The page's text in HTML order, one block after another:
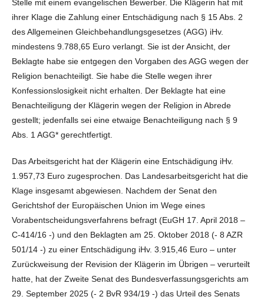
Stelle mit einem evangelischen Bewerber. Die Klägerin hat mit
ihrer Klage die Zahlung einer Entschädigung nach § 15 Abs. 2
des Allgemeinen Gleichbehandlungsgesetzes (AGG) iHv.
mindestens 9.788,65 Euro verlangt. Sie ist der Ansicht, der
Beklagte habe sie entgegen den Vorgaben des AGG wegen der
Religion benachteiligt. Sie habe die Stelle wegen ihrer
Konfessionslosigkeit nicht erhalten. Der Beklagte hat eine
Benachteiligung der Klägerin wegen der Religion in Abrede
gestellt; jedenfalls sei eine etwaige Benachteiligung nach § 9
Abs. 1 AGG* gerechtfertigt.
Das Arbeitsgericht hat der Klägerin eine Entschädigung iHv.
1.957,73 Euro zugesprochen. Das Landesarbeitsgericht hat die
Klage insgesamt abgewiesen. Nachdem der Senat den
Gerichtshof der Europäischen Union im Wege eines
Vorabentscheidungsverfahrens befragt (EuGH 17. April 2018 –
C-414/16 -) und den Beklagten am 25. Oktober 2018 (- 8 AZR
501/14 -) zu einer Entschädigung iHv. 3.915,46 Euro – unter
Zurückweisung der Revision der Klägerin im Übrigen – verurteilt
hatte, hat der Zweite Senat des Bundesverfassungsgerichts am
29. September 2025 (- 2 BvR 934/19 -) das Urteil des Senats